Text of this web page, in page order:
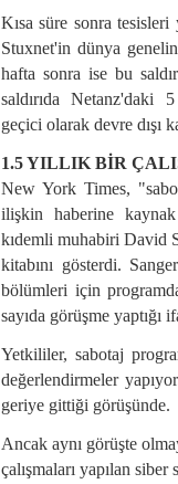
Kısa süre sonra
Stuxnet'in dünya
hafta sonra ise bu
saldırıda Netanz'daki
geçici olarak devre dışı
1.5 YILLIK BİR
New York Times,
ilişkin haberine
kıdemli muhabiri David
kitabını gösterdi.
bölümleri için
sayıda görüşme yaptığı
Yetkililer, sabotaj
değerlendirmeler
geriye gittiği görüşünde.
Ancak aynı görüşte
çalışmaları yapılan